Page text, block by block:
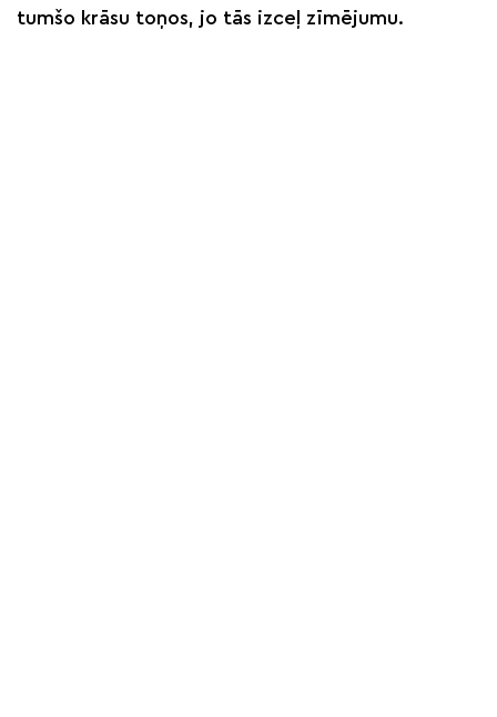
tumšo krāsu toņos, jo tās izceļ zīmējumu.